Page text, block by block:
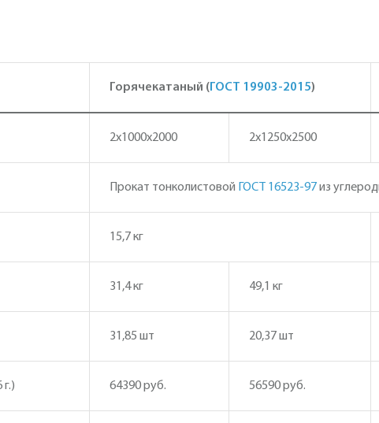
Горячекатаный ( ГОСТ 19903-2015)
2х1000х2000 2х1250х2500
Прокат тонколистовой ГОСТ 16523-97из
15,7 кг
31,4 кг 49,1 кг
31,85 шт 20,37 шт
64390 руб. 56590 руб.